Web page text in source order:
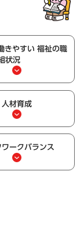
きやすい 福祉の職
状況
人材育成
ワークバランス